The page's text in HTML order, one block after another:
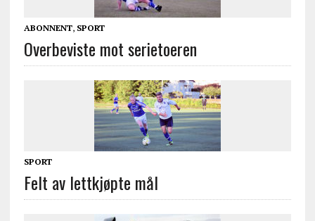
ABONNENT, SPORT
Overbeviste mot serietoeren
SPORT
Felt av lettkjøpte mål